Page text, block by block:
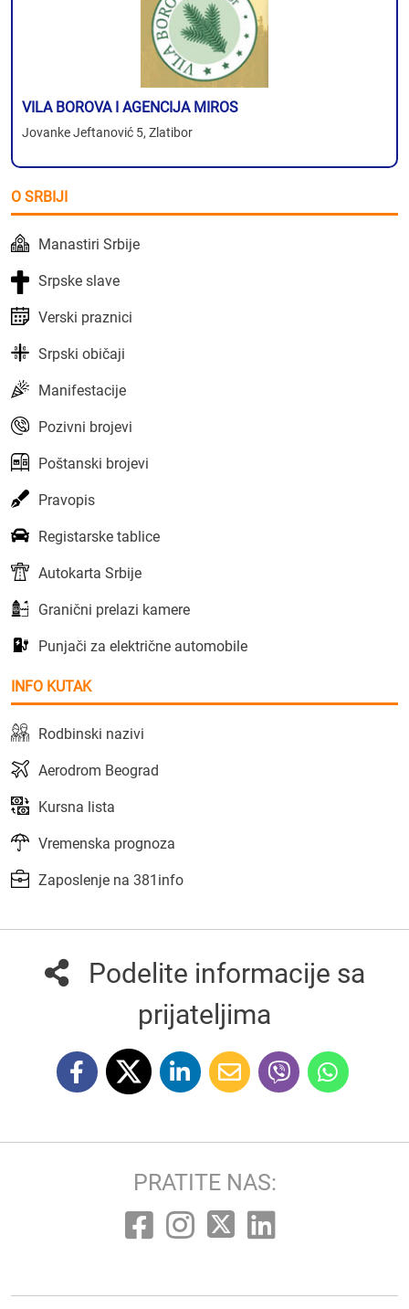
VILA BOROVA I AGENCIJA MIROS
Jovanke Jeftanović 5, Zlatibor
O SRBIJI
Manastiri Srbije
Srpske slave
Verski praznici
Srpski običaji
Manifestacije
Pozivni brojevi
Poštanski brojevi
Pravopis
Registarske tablice
Autokarta Srbije
Granični prelazi kamere
Punjači za električne automobile
INFO KUTAK
Rodbinski nazivi
Aerodrom Beograd
Kursna lista
Vremenska prognoza
Zaposlenje na 381info
Podelite informacije sa
prijateljima
PRATITE NAS: